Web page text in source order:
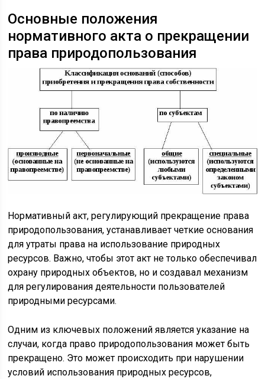
Основные положения
нормативного акта о прекращении
права природопользования
Нормативный акт, регулирующий прекращение права
природопользования, устанавливает четкие основания
для утраты права на использование природных
ресурсов. Важно, чтобы этот акт не только обеспечивал
охрану природных объектов, но и создавал механизм
для регулирования деятельности пользователей
природными ресурсами.
Одним из ключевых положений является указание на
случаи, когда право природопользования может быть
прекращено. Это может происходить при нарушении
условий использования природных ресурсов,